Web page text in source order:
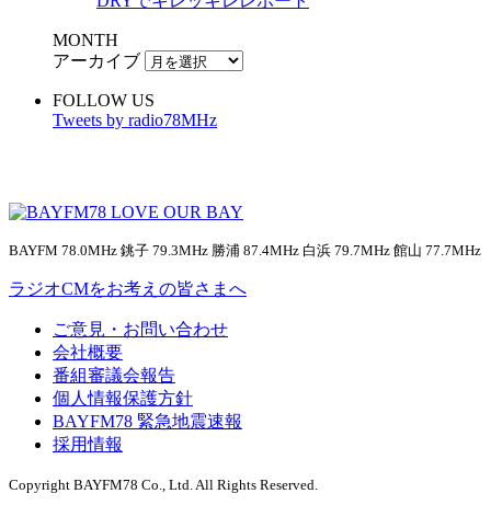
MONTH
アーカイブ
FOLLOW US
Tweets by radio78MHz
BAYFM 78.0MHz 銚子 79.3MHz 勝浦 87.4MHz 白浜 79.7MHz 館山 77.7MHz
ラジオCMをお考えの皆さまへ
ご意見・お問い合わせ
会社概要
番組審議会報告
個人情報保護方針
BAYFM78 緊急地震速報
採用情報
Copyright BAYFM78 Co., Ltd. All Rights Reserved.